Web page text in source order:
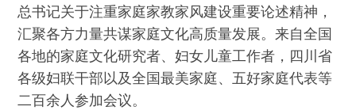
总书记关于注重家庭家教家风建设重要论述精神，
汇聚各方力量共谋家庭文化高质量发展。来自全国
各地的家庭文化研究者、妇女儿童工作者，四川省
各级妇联干部以及全国最美家庭、五好家庭代表等
二百余人参加会议。